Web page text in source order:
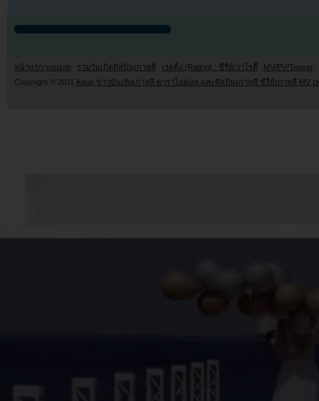
หน้าแรก youzab รวมวันเกิดศิลปินเกาหลี เรตติ้ง (Rating) : ซีรี่ย์/วาไรตี้
MV/PV/Teaser
Copyright © 2011 Kpop ข่าวบันเทิงเกาหลี ดาราไอดอล และศิลปินเกาหลี ซีรี่ย์เกาหลี MV